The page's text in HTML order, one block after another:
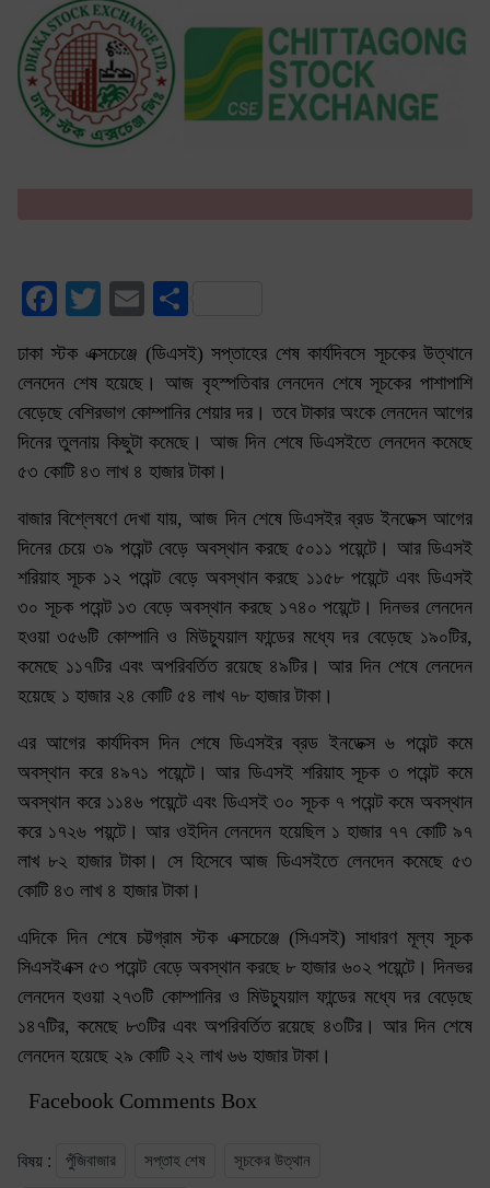
Facebook
TwitterEmail
ঢাকা স্টক এক্সচেঞ্জে (ডিএসই) সপ্তাহের শেষ কার্যদিবসে সূচকের উত্থানে
লেনদেন শেষ হয়েছে। আজ বৃহস্পতিবার লেনদেন শেষে সূচকের পাশাপাশি
বেড়েছে বেশিরভাগ কোম্পানির শেয়ার দর। তবে টাকার অংকে লেনদেন আগের
দিনের তুলনায় কিছুটা কমেছে। আজ দিন শেষে ডিএসইতে লেনদেন কমেছে
৫৩ কোটি ৪৩ লাখ ৪ হাজার টাকা।
বাজার বিশ্লেষণে দেখা যায়, আজ দিন শেষে ডিএসইর ব্রড ইনডেক্স আগের
দিনের চেয়ে ৩৯ পয়েন্ট বেড়ে অবস্থান করছে ৫০১১ পয়েন্টে। আর ডিএসই
শরিয়াহ সূচক ১২ পয়েন্ট বেড়ে অবস্থান করছে ১১৫৮ পয়েন্টে এবং ডিএসই
৩০ সূচক পয়েন্ট ১৩ বেড়ে অবস্থান করছে ১৭৪০ পয়েন্টে। দিনভর লেনদেন
হওয়া ৩৫৬টি কোম্পানি ও মিউচ্যুয়াল ফান্ডের মধ্যে দর বেড়েছে ১৯০টির,
কমেছে ১১৭টির এবং অপরিবর্তিত রয়েছে ৪৯টির। আর দিন শেষে লেনদেন
হয়েছে ১ হাজার ২৪ কোটি ৫৪ লাখ ৭৮ হাজার টাকা।
এর আগের কার্যদিবস দিন শেষে ডিএসইর ব্রড ইনডেক্স ৬ পয়েন্ট কমে
অবস্থান করে ৪৯৭১ পয়েন্টে। আর ডিএসই শরিয়াহ সূচক ৩ পয়েন্ট কমে
অবস্থান করে ১১৪৬ পয়েন্টে এবং ডিএসই ৩০ সূচক ৭ পয়েন্ট কমে অবস্থান
করে ১৭২৬ পয়ন্টে। আর ওইদিন লেনদেন হয়েছিল ১ হাজার ৭৭ কোটি ৯৭
লাখ ৮২ হাজার টাকা। সে হিসেবে আজ ডিএসইতে লেনদেন কমেছে ৫৩
কোটি ৪৩ লাখ ৪ হাজার টাকা।
এদিকে দিন শেষে চট্টগ্রাম স্টক এক্সচেঞ্জে (সিএসই) সাধারণ মূল্য সূচক
সিএসইএক্স ৫৩ পয়েন্ট বেড়ে অবস্থান করছে ৮ হাজার ৬০২ পয়েন্টে। দিনভর
লেনদেন হওয়া ২৭৩টি কোম্পানির ও মিউচ্যুয়াল ফান্ডের মধ্যে দর বেড়েছে
১৪৭টির, কমেছে ৮৩টির এবং অপরিবর্তিত রয়েছে ৪৩টির। আর দিন শেষে
লেনদেন হয়েছে ২৯ কোটি ২২ লাখ ৬৬ হাজার টাকা।
Facebook Comments Box
বিষয় : পুঁজিবাজার সপ্তাহ শেষ সূচকের উত্থান